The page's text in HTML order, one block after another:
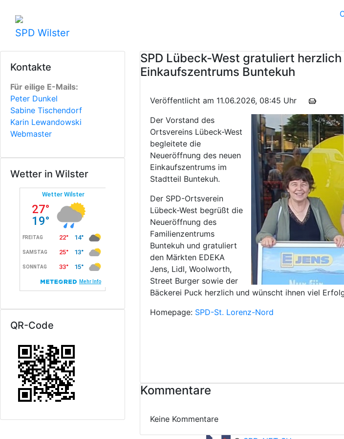
SPD Wilster
Kontakte
Für eilige E-Mails:
Peter Dunkel
Sabine Tischendorf
Karin Lewandowski
Webmaster
Wetter in Wilster
QR-Code
SPD Lübeck-West gratuliert
Einkaufszentrums Buntekuh
Veröffentlicht am 11.06.2026, 08:45 Uhr
Der Vorstand des
Ortsvereins Lübeck-West
begleitete die
Neueröffnung des neuen
Einkaufszentrums im
Stadtteil Buntekuh.
Der SPD-Ortsverein
Lübeck-West begrüßt die
Neueröffnung des
Familienzentrums
Buntekuh und gratuliert
den Märkten EDEKA
Jens, Lidl, Woolworth,
Street Burger sowie der
Bäckerei Puck herzlich und wünscht ihnen viel
Homepage: SPD-St. Lorenz-Nord
Kommentare
Keine Kommentare